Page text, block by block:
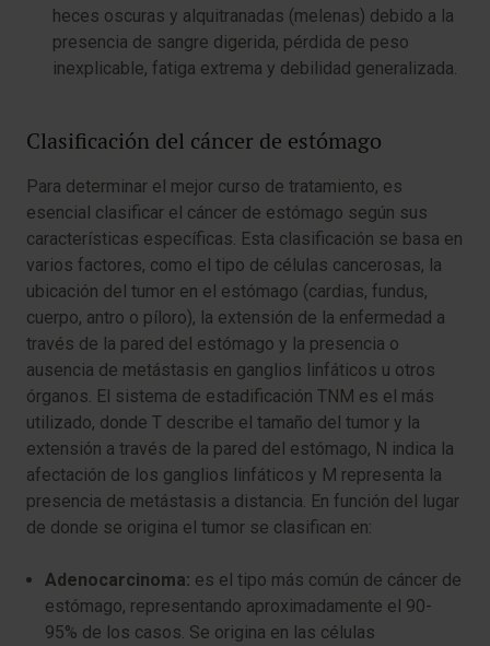
heces oscuras y alquitranadas (melenas) debido a la
presencia de sangre digerida, pérdida de peso
inexplicable, fatiga extrema y debilidad generalizada.
Clasificación del cáncer de estómago
Para determinar el mejor curso de tratamiento, es
esencial clasificar el cáncer de estómago según sus
características específicas. Esta clasificación se basa en
varios factores, como el tipo de células cancerosas, la
ubicación del tumor en el estómago (cardias, fundus,
cuerpo, antro o píloro), la extensión de la enfermedad a
través de la pared del estómago y la presencia o
ausencia de metástasis en ganglios linfáticos u otros
órganos. El sistema de estadificación TNM es el más
utilizado, donde T describe el tamaño del tumor y la
extensión a través de la pared del estómago, N indica la
afectación de los ganglios linfáticos y M representa la
presencia de metástasis a distancia. En función del lugar
de donde se origina el tumor se clasifican en:
Adenocarcinoma: es el tipo más común de cáncer de
estómago, representando aproximadamente el 90-
95% de los casos. Se origina en las células